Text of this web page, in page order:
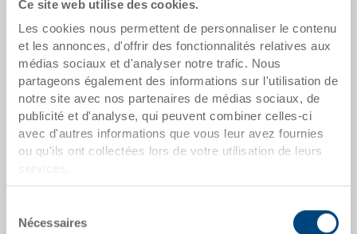
Ce site web utilise des cookies.
Les cookies nous permettent de personnaliser le contenu
et les annonces, d'offrir des fonctionnalités relatives aux
médias sociaux et d'analyser notre trafic. Nous
partageons également des informations sur l'utilisation de
notre site avec nos partenaires de médias sociaux, de
publicité et d'analyse, qui peuvent combiner celles-ci
avec d'autres informations que vous leur avez fournies
ou qu'ils ont collectées lors de votre utilisation de leurs
Nécessaires
Quantité de commande minimale: 1000 unités
dates de l'article
Numéro de commande
40-6147.5290.1210
600 x 400 x 147 mm
Coloris: